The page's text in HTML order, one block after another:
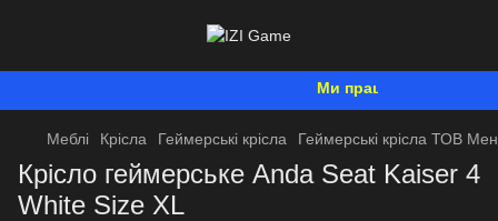
Ми працюємо. Все буде
Меблі Крісла Геймерські крісла Геймерські крісла ТОВ
Крісло геймерське Anda Seat Kaiser 4
White Size XL